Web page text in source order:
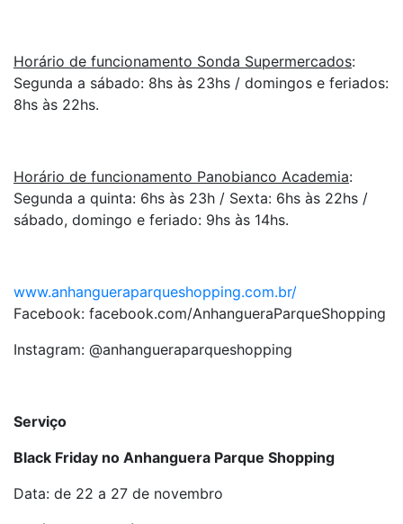
Horário de funcionamento Sonda Supermercados:
Segunda a sábado: 8hs às 23hs / domingos e feriados:
8hs às 22hs.
Horário de funcionamento Panobianco Academia:
Segunda a quinta: 6hs às 23h / Sexta: 6hs às 22hs /
sábado, domingo e feriado: 9hs às 14hs.
www.anhangueraparqueshopping.com.br/
Facebook: facebook.com/AnhangueraParqueShopping
Instagram: @anhangueraparqueshopping
Serviço
Black Friday no Anhanguera Parque Shopping
Data: de 22 a 27 de novembro